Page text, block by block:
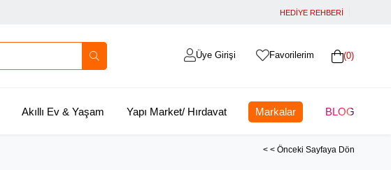
HEDİYE REHBERİ
0
Favorilerim
Üye Girişi
Akıllı Ev & Yaşam Yapı Market/ Hırdavat Markalar BLOG
< < Önceki Sayfaya Dön